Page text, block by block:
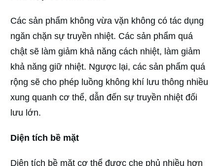
Các sản phẩm không vừa vặn không có tác dụng
ngăn chặn sự truyền nhiệt. Các sản phẩm quá
chật sẽ làm giảm khả năng cách nhiệt, làm giảm
khả năng giữ nhiệt. Ngược lại, các sản phẩm quá
rộng sẽ cho phép luồng không khí lưu thông nhiều
xung quanh cơ thể, dẫn đến sự truyền nhiệt đối
lưu lớn.
Diện tích bề mặt
Diện tích bề mặt cơ thể được che phủ nhiều hơn